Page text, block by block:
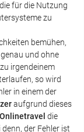
für die Nutzung
zu
bemühen,
und ohne
zu irgendeinem
so wird
in einem der
aufgrund dieses
Onlinetravel die
der Fehler ist